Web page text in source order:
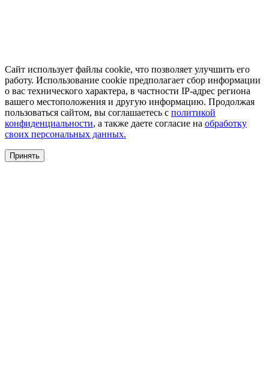
Сайт использует файлы cookie, что позволяет улучшить его
работу. Использование cookie предполагает сбор информации
о вас технического характера, в частности IP-адрес региона
вашего местоположения и другую информацию. Продолжая
пользоваться сайтом, вы соглашаетесь с политикой
конфиденциальности, а также даете согласие на обработку
своих персональных данных.
Принять